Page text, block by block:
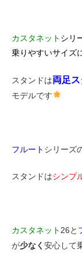
カスタネット シリ
乗りやすいサイズ
スタンドは両足
モデルです
フルート シリーズ
スタンドはシンプ
カスタネット 26と
が少なく 安心して